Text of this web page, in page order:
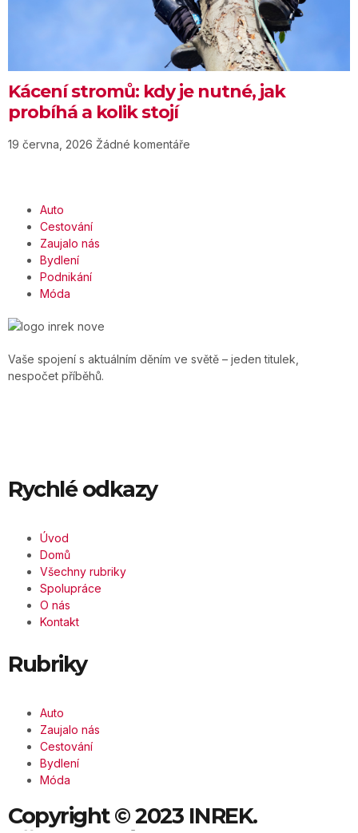
Kácení stromů: kdy je nutné, jak
probíhá a kolik stojí
19 června, 2026 Žádné komentáře
Auto
Cestování
Zaujalo nás
Bydlení
Podnikání
Móda
Vaše spojení s aktuálním děním ve světě – jeden titulek,
nespočet příběhů.
Rychlé odkazy
Úvod
Domů
Všechny rubriky
Spolupráce
O nás
Kontakt
Rubriky
Auto
Zaujalo nás
Cestování
Bydlení
Móda
Copyright © 2023 INREK.